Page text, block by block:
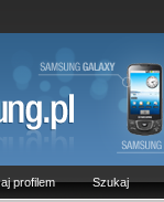
profilem Szukaj